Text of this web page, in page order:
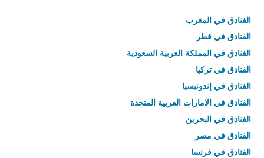
الفنادق في المغرب
الفنادق في قطر
الفنادق في المملكة العربية السعودية
الفنادق في تركيا
الفنادق في إندونيسيا
الفنادق في الامارات العربية المتحدة
الفنادق في البحرين
الفنادق في مصر
الفنادق في فرنسا